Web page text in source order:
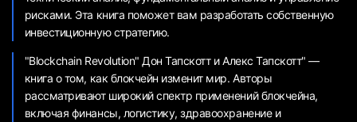
рисками. Эта книга поможет вам разработать собственную
инвестиционную стратегию.
"Blockchain Revolution" Дон Тапскотт и Алекс Тапскотт" —
книга о том, как блокчейн изменит мир. Авторы
рассматривают широкий спектр применений блокчейна,
включая финансы, логистику, здравоохранение и